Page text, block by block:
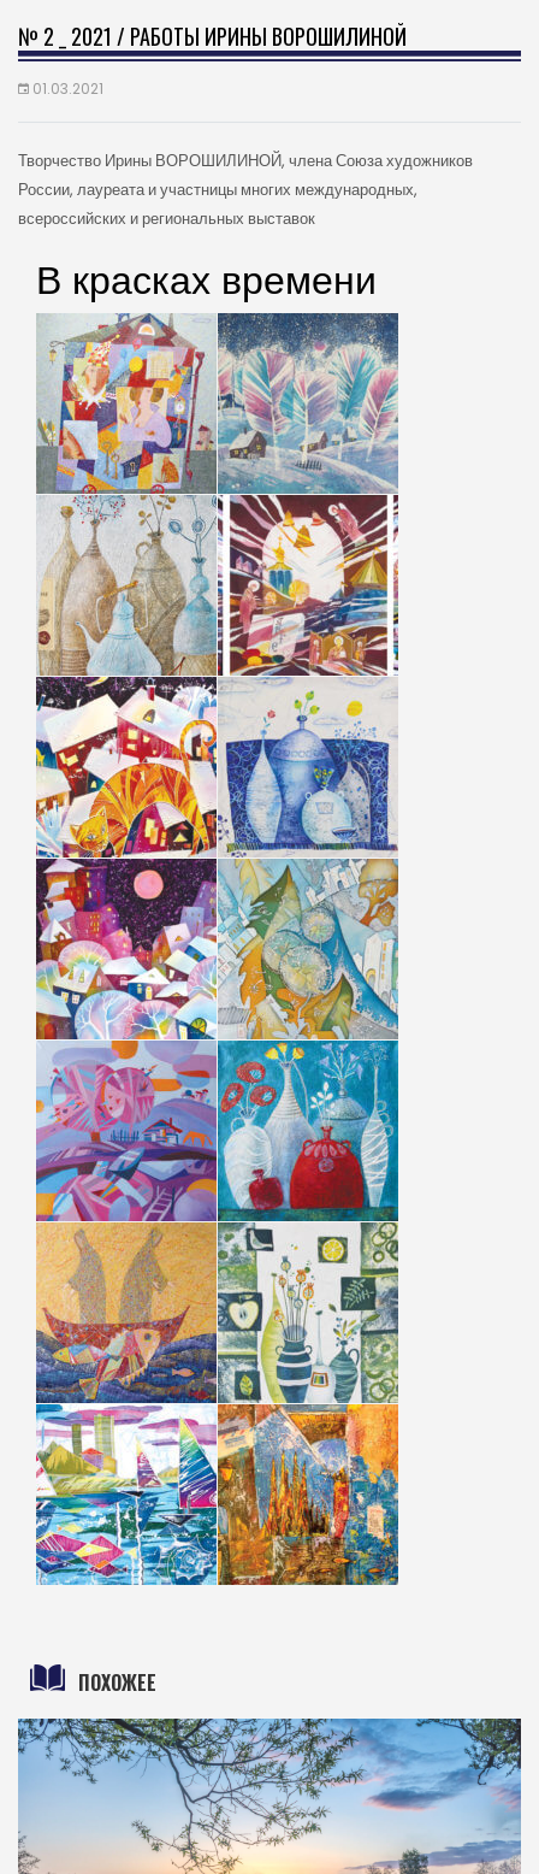
№ 2 _ 2021 / РАБОТЫ ИРИНЫ ВОРОШИЛИНОЙ
01.03.2021
Творчество Ирины ВОРОШИЛИНОЙ, члена Союза художников
России, лауреата и участницы многих международных,
всероссийских и региональных выставок
В красках времени
ПОХОЖЕЕ